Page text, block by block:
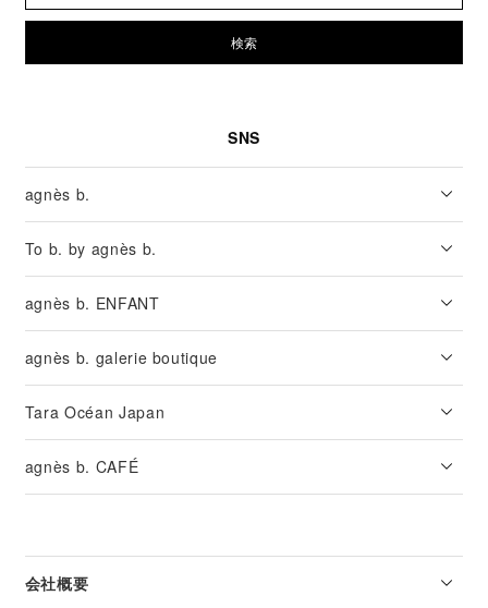
検索
SNS
agnès b.
To b. by agnès b.
agnès b. ENFANT
agnès b. galerie boutique
Tara Océan Japan
agnès b. CAFÉ
会社概要